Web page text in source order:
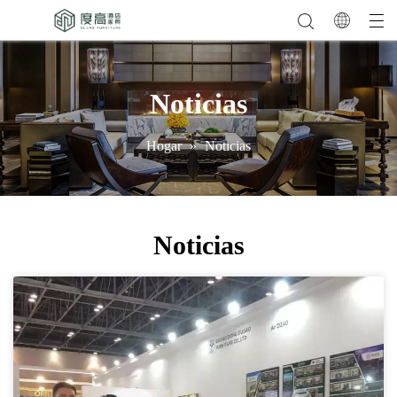
Noticias
Hogar » Noticias
Noticias